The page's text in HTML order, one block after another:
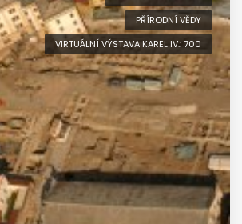
PŘÍRODNÍ VĚDY
VIRTUÁLNÍ VÝSTAVA KAREL IV.: 700